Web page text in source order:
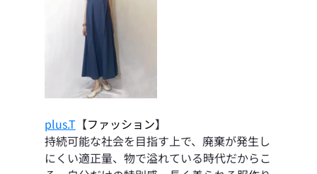
plus.T 【ファッション】
持続可能な社会を目指す上で、廃棄が発生し
にくい適正量、物で溢れている時代だからこ